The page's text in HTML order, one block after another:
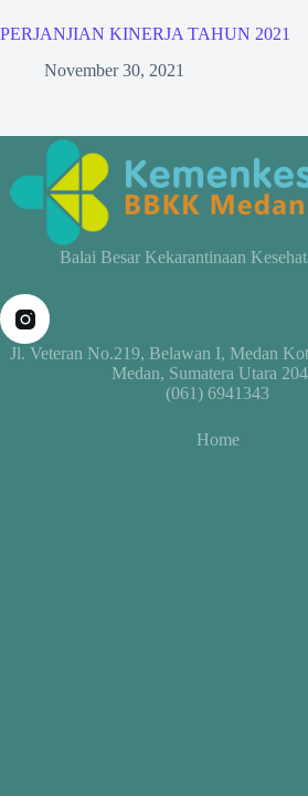
PERJANJIAN KINERJA TAHUN 2021
November 30, 2021
Balai Besar Kekarantinaan
Jl. Veteran No.219, Belawan I, Medan
Medan, Sumatera Utara
(061) 6941343
Home